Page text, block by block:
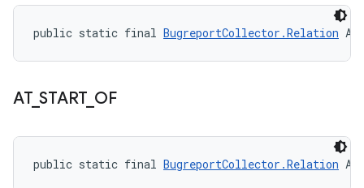
public static final BugreportCollector.Relation
AT_START_ OF
public static final BugreportCollector.Relation